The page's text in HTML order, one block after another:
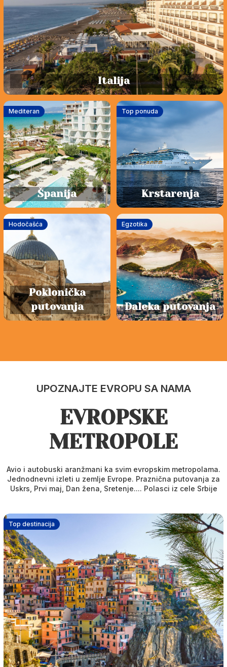
Italija
Mediteran
Španija
Top ponuda
Krstarenja
Hodočašća
Poklonička
putovanja
Egzotika
Daleka putovanja
UPOZNAJTE EVROPU SA NAMA
EVROPSKE
METROPOLE
Avio i autobuski aranžmani ka svim evropskim metropolama.
Jednodnevni izleti u zemlje Evrope. Praznična putovanja za
Uskrs, Prvi maj, Dan žena, Sretenje.... Polasci iz cele Srbije
Top destinacija